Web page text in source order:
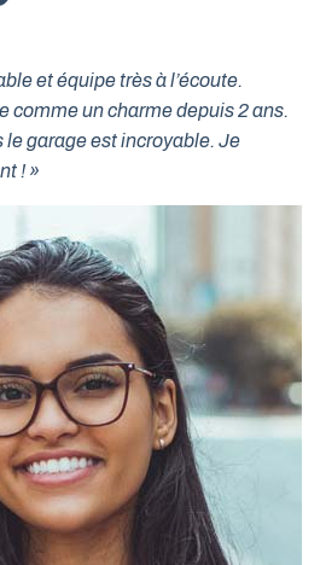
et équipe très à l’écoute.
comme un charme depuis 2 ans.
le garage est incroyable. Je
! »